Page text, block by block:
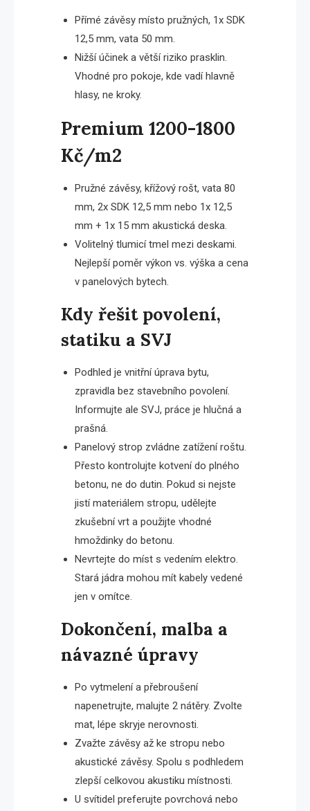
Přímé závěsy místo pružných, 1x SDK
12,5 mm, vata 50 mm.
Nižší účinek a větší riziko prasklin.
Vhodné pro pokoje, kde vadí hlavně
hlasy, ne kroky.
Premium 1200-1800
Kč/m2
Pružné závěsy, křížový rošt, vata 80
mm, 2x SDK 12,5 mm nebo 1x 12,5
mm + 1x 15 mm akustická deska.
Volitelný tlumicí tmel mezi deskami.
Nejlepší poměr výkon vs. výška a cena
v panelových bytech.
Kdy řešit povolení,
statiku a SVJ
Podhled je vnitřní úprava bytu,
zpravidla bez stavebního povolení.
Informujte ale SVJ, práce je hlučná a
prašná.
Panelový strop zvládne zatížení roštu.
Přesto kontrolujte kotvení do plného
betonu, ne do dutin. Pokud si nejste
jistí materiálem stropu, udělejte
zkušební vrt a použijte vhodné
hmoždinky do betonu.
Nevrtejte do míst s vedením elektro.
Stará jádra mohou mít kabely vedené
jen v omítce.
Dokončení, malba a
návazné úpravy
Po vytmelení a přebroušení
napenetrujte, malujte 2 nátěry. Zvolte
mat, lépe skryje nerovnosti.
Zvažte závěsy až ke stropu nebo
akustické závěsy. Spolu s podhledem
zlepší celkovou akustiku místnosti.
U svítidel preferujte povrchová nebo